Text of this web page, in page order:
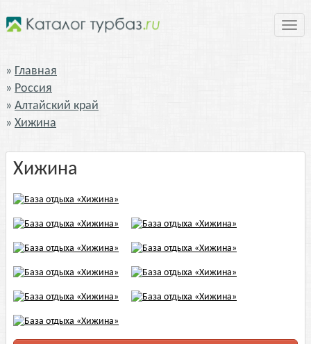
Главная
Россия
Алтайский край
Хижина
Хижина